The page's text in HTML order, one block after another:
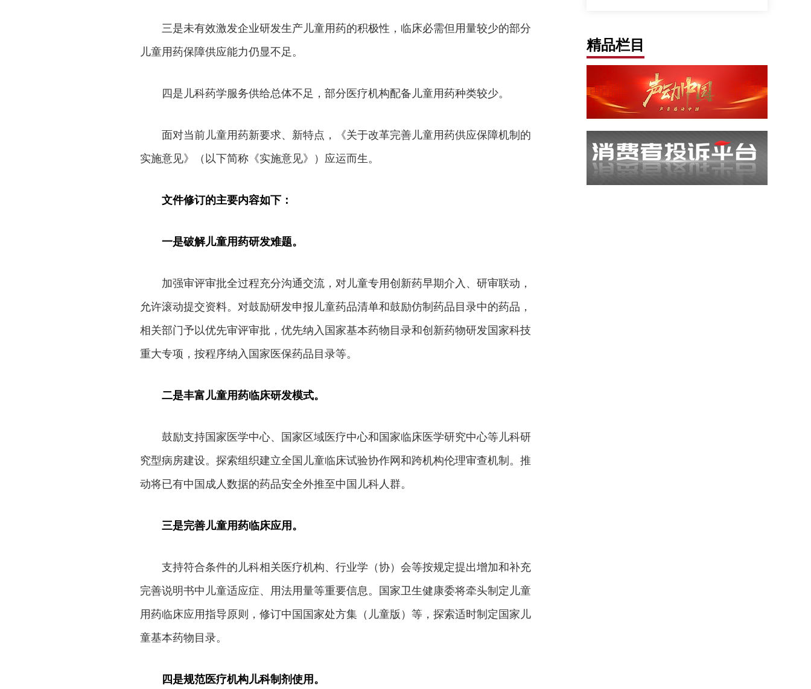
三是未有效激发企业研发生产儿童用药的积极性，临床必需但用量较少的部分
儿童用药保障供应能力仍显不足。
四是儿科药学服务供给总体不足，部分医疗机构配备儿童用药种类较少。
面对当前儿童用药新要求、新特点，《关于改革完善儿童用药供应保障机制的
实施意见》（以下简称《实施意见》）应运而生。
文件修订的主要内容如下：
一是破解儿童用药研发难题。
加强审评审批全过程充分沟通交流，对儿童专用创新药早期介入、研审联动，
允许滚动提交资料。对鼓励研发申报儿童药品清单和鼓励仿制药品目录中的药品，
相关部门予以优先审评审批，优先纳入国家基本药物目录和创新药物研发国家科技
重大专项，按程序纳入国家医保药品目录等。
二是丰富儿童用药临床研发模式。
鼓励支持国家医学中心、国家区域医疗中心和国家临床医学研究中心等儿科研
究型病房建设。探索组织建立全国儿童临床试验协作网和跨机构伦理审查机制。推
动将已有中国成人数据的药品安全外推至中国儿科人群。
三是完善儿童用药临床应用。
支持符合条件的儿科相关医疗机构、行业学（协）会等按规定提出增加和补充
完善说明书中儿童适应症、用法用量等重要信息。国家卫生健康委将牵头制定儿童
用药临床应用指导原则，修订中国国家处方集（儿童版）等，探索适时制定国家儿
童基本药物目录。
四是规范医疗机构儿科制剂使用。
精品栏目